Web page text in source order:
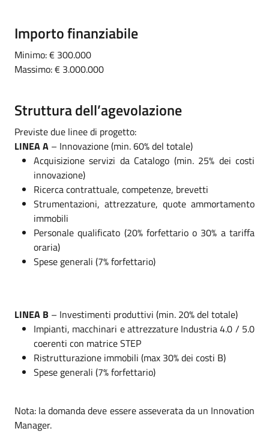
Importo finanziabile
Minimo: € 300.000
Massimo: € 3.000.000
Struttura dell’agevolazione
Previste due linee di progetto:
LINEA A – Innovazione (min. 60% del totale)
Acquisizione servizi da Catalogo (min. 25% dei costi
innovazione)
Ricerca contrattuale, competenze, brevetti
Strumentazioni, attrezzature, quote ammortamento
immobili
Personale qualificato (20% forfettario o 30% a tariffa
oraria)
Spese generali (7% forfettario)
LINEA B – Investimenti produttivi (min. 20% del totale)
Impianti, macchinari e attrezzature Industria 4.0 / 5.0
coerenti con matrice STEP
Ristrutturazione immobili (max 30% dei costi B)
Spese generali (7% forfettario)
Nota: la domanda deve essere asseverata da un Innovation
Manager.